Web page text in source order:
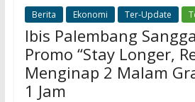
Berita Ekonomi Ter-Update
Ibis Palembang
Promo “Stay Longer,
Menginap 2 Malam
1 Jam